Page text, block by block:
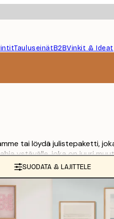
TauluseinätB2BVinkit & Ideat
tai löydä julistepaketti,
ystävälle, joka on juuri
SUODATA & LAJITTELE